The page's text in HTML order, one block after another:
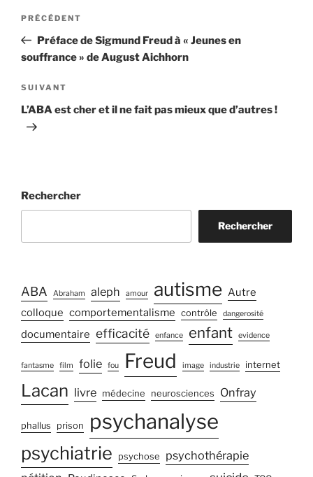
Navigation
l’article
Article
précédent
PRÉCÉDENT
Préface de Sigmund Freud à « Jeunes en
souffrance » de August Aichhorn
Article
suivant
SUIVANT
L’ABA est cher et il ne fait pas mieux que d’autres !
Rechercher
Rechercher
ABA Abraham aleph amour autisme Autre
colloque comportementalisme contrôle dangerosité
documentaire efficacité enfance enfant evidence
fantasme film folie fou Freud image industrie internet
Lacan livre médecine neurosciences Onfray
phallus prison psychanalyse
psychiatrie psychose
psychothérapie